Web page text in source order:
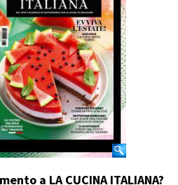
a LA CUCINA ITALIANA?